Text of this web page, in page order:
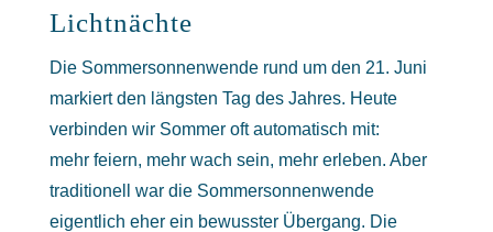
Lichtnächte
Die Sommersonnenwende rund um den 21. Juni
markiert den längsten Tag des Jahres. Heute
verbinden wir Sommer oft automatisch mit:
mehr feiern, mehr wach sein, mehr erleben. Aber
traditionell war die Sommersonnenwende
eigentlich eher ein bewusster Übergang. Die